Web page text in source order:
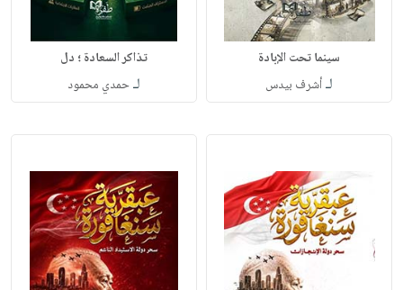
سينما تحت الإبادة
لـأشرف بيدس
تذاكر السعادة ؛ دل
لـحمدي محمود